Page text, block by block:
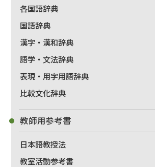
各国語辞典
国語辞典
漢字・漢和辞典
語学・文法辞典
表現・用字用語辞典
比較文化辞典
教師用参考書
日本語教授法
教室活動参考書